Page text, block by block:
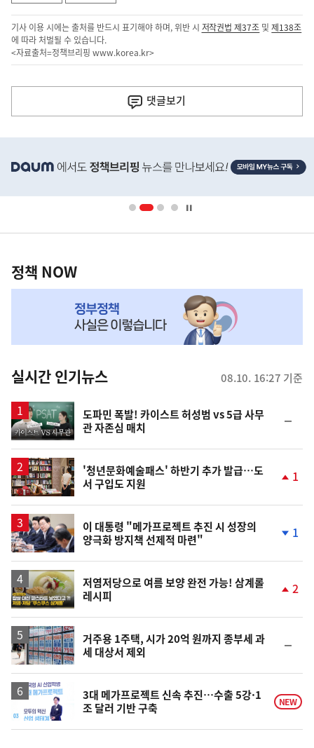
기사 이용 시에는 출처를 반드시 표기해야 하며, 위반 시 저작권법 제37조 및제138조
에 따라 처벌될 수 있습니다.
<자료출처=정책브리핑 www.korea.kr>
다
음
기
댓글보기
단
영
책
NOW,
뉴
스
정책 NOW
실시간 인기뉴스 08.10. 16:27 기준
영
상
도파민 폭발! 카이스트 허성범 vs 5급 사무
관 자존심 매치
일
'청년문화예술패스' 하반기 추가 발급…도
서 구입도 지원
1
이 대통령 "메가프로젝트 추진 시 성장의
양극화 방지책 선제적 마련"
1
영
상
저염저당으로 여름 보양 완전 가능! 삼계롤
레시피
2
거주용 1주택, 시가 20억 원까지 종부세 과
세 대상서 제외
일
3대 메가프로젝트 신속 추진…수출 5강·1
조 달러 기반 구축
NEW